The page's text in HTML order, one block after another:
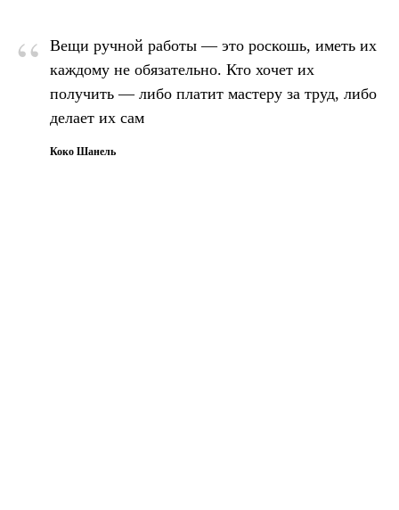
“
Вещи ручной работы — это роскошь, иметь их
каждому не обязательно. Кто хочет их
получить — либо платит мастеру за труд, либо
делает их сам
Коко Шанель